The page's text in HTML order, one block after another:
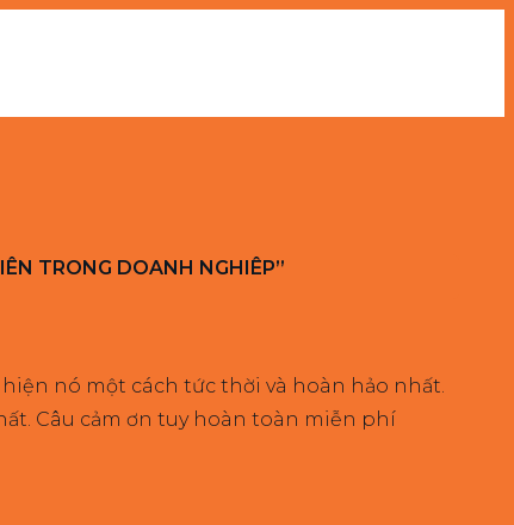
TRONG DOANH NGHIÊP”
nó một cách tức thời và hoàn hảo nhất.
Câu cảm ơn tuy hoàn toàn miễn phí